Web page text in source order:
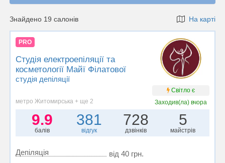
Знайдено 19 салонів На карті
PRO
Студія електроепіляції та
косметології Майї Філатової
студія депіляції
Світло є
метро Житомирська + ще 2
Заходив(ла)вчора
9.9
балів
381
відгук
728
дзвінків
5
майстрів
Депіляція
від 40 грн.